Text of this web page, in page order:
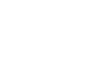
en espèces et d'autres